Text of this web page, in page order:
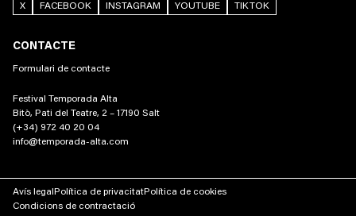
X FACEBOOK INSTAGRAM YOUTUBE TIKTOK
CONTACTE
Formulari de contacte
Festival Temporada Alta
Bitò, Pati del Teatre, 2 – 17190 Salt
(+34) 972 40 20 04
info@temporada-alta.com
Avís legal Política de privacitatPolítica de cookies
Condicions de contractació